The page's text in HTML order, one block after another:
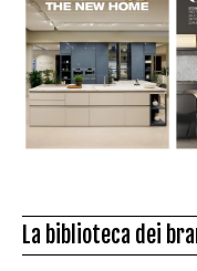
La biblioteca dei